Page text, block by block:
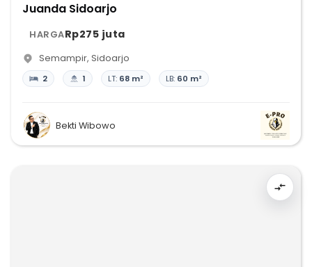
Juanda Sidoarjo
HARGARp275 juta
Semampir, Sidoarjo
2 1 LT: 68 m² LB: 60 m²
Bekti Wibowo